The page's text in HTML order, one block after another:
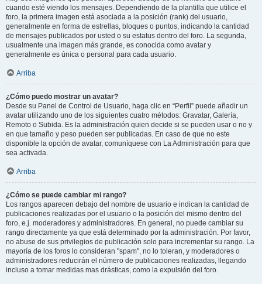
cuando esté viendo los mensajes. Dependiendo de la plantilla que utilice el
foro, la primera imagen está asociada a la posición (rank) del usuario,
generalmente en forma de estrellas, bloques o puntos, indicando la cantidad
de mensajes publicados por usted o su estatus dentro del foro. La segunda,
usualmente una imagen más grande, es conocida como avatar y
generalmente es única o personal para cada usuario.
Arriba
¿Cómo puedo mostrar un avatar?
Desde su Panel de Control de Usuario, haga clic en “Perfil” puede añadir un
avatar utilizando uno de los siguientes cuatro métodos: Gravatar, Galería,
Remoto o Subida. Es la administración quien decide si se pueden usar o no y
en que tamaño y peso pueden ser publicadas. En caso de que no este
disponible la opción de avatar, comuníquese con La Administración para que
sea activada.
Arriba
¿Cómo se puede cambiar mi rango?
Los rangos aparecen debajo del nombre de usuario e indican la cantidad de
publicaciones realizadas por el usuario o la posición del mismo dentro del
foro, e.j. moderadores y administradores. En general, no puede cambiar su
rango directamente ya que está determinado por la administración. Por favor,
no abuse de sus privilegios de publicación solo para incrementar su rango. La
mayoría de los foros lo consideran "spam", no lo toleran, y moderadores o
administradores reducirán el número de publicaciones realizadas, llegando
incluso a tomar medidas mas drásticas, como la expulsión del foro.